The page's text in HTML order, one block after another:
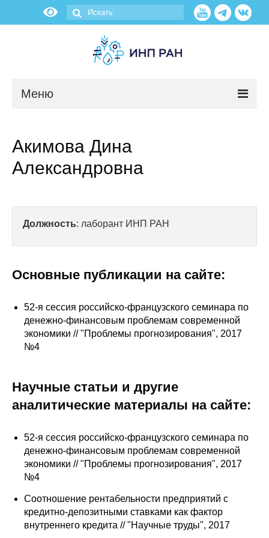
Меню
Об институте
Сотрудники
Противодействие коррупции
Публикации
Издания
Проблемы прогнозирования
О журнале
Номера журналов
Акимова Дина
Александровна
Должность: лаборант ИНП РАН
Основные публикации на сайте:
52-я сессия российско-французского семинара по
денежно-финансовым проблемам современной
экономики // "Проблемы прогнозирования", 2017
№4
Научные статьи и другие
аналитические материалы на сайте:
52-я сессия российско-французского семинара по
денежно-финансовым проблемам современной
экономики // "Проблемы прогнозирования", 2017
№4
Соотношение рентабельности предприятий с
кредитно-депозитными ставками как фактор
внутреннего кредита // "Научные труды", 2017